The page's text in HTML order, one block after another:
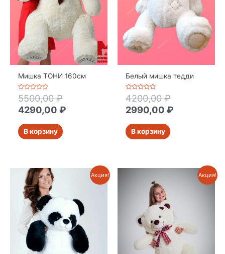
Мишка ТОНИ 160см
Оценка
0
из
5
5500,00₽
4290,00₽
В корзину
Белый мишка тедди
Оценка
0
из
5
4200,00₽
2990,00₽
В корзину
Акция! Акция!